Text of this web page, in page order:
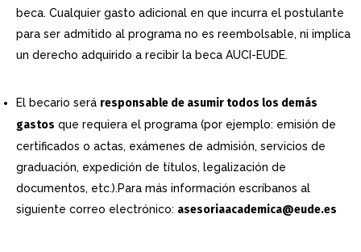
beca. Cualquier gasto adicional en que incurra el postulante
para ser admitido al programa no es reembolsable, ni implica
un derecho adquirido a recibir la beca AUCI-EUDE.
El becario será responsable de asumir todos los demás
gastos que requiera el programa (por ejemplo: emisión de
certificados o actas, exámenes de admisión, servicios de
graduación, expedición de títulos, legalización de
documentos, etc.).Para más información escríbanos al
siguiente correo electrónico: asesoriaacademica@eude.es